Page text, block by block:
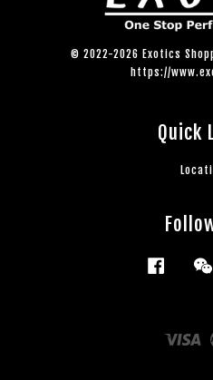
© 2022-2026 Exotics
https://
Quick
Facebook